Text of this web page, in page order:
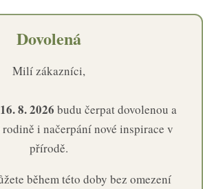
Dovolená
Milí zákazníci,
8. 2026 budu čerpat dovolenou a
rodině i načerpání nové inspirace v
přírodě.
během této doby bez omezení